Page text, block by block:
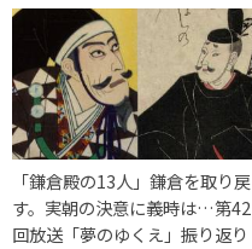
「鎌倉殿の13人」鎌倉を取り戻
す。実朝の決意に義時は…第42
回放送「夢のゆくえ」振り返り